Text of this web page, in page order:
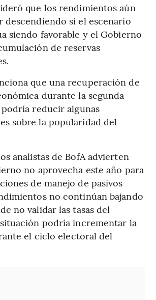
que los rendimientos aún
descendiendo si el escenario
siendo favorable y el Gobierno
de reservas
que una recuperación de
durante la segunda
reducir algunas
sobre la popularidad del
analistas de BofA advierten
no aprovecha este año para
de manejo de pasivos
no continúan bajando
no validar las tasas del
podría incrementar la
el ciclo electoral del